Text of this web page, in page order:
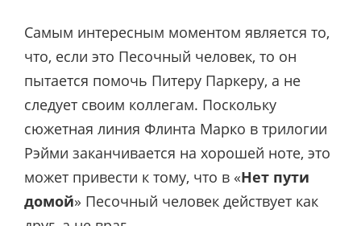
Самым интересным моментом является то,
что, если это Песочный человек, то он
пытается помочь Питеру Паркеру, а не
следует своим коллегам. Поскольку
сюжетная линия Флинта Марко в трилогии
Рэйми заканчивается на хорошей ноте, это
может привести к тому, что в «Нет пути
домой» Песочный человек действует как